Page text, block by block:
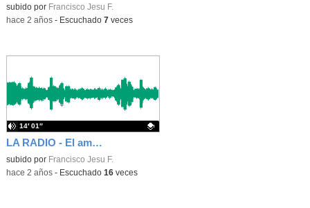
Contenido educativo.
subido por Francisco Jesu F.
-hace 2 años- Escuchado 7 veces
LA RADIO - El amor en el día de San Valentín (parte 1)
Contenido educativo.
subido por Francisco Jesu F.
14′ 01″
-hace 2 años- Escuchado 16veces